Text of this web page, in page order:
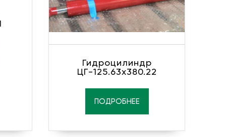
Гидроцилиндр
ЦГ-125.63х380.22
ПОДРОБНЕЕ